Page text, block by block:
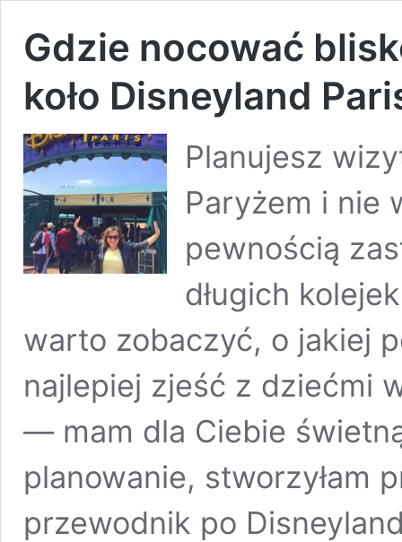
Gdzie nocować
koło Disneyland
Planujesz
Paryżem i nie
pewnością
długich
warto zobaczyć, o jakiej
najlepiej zjeść z dziećmi
— mam dla Ciebie
planowanie, stworzyłam
przewodnik po